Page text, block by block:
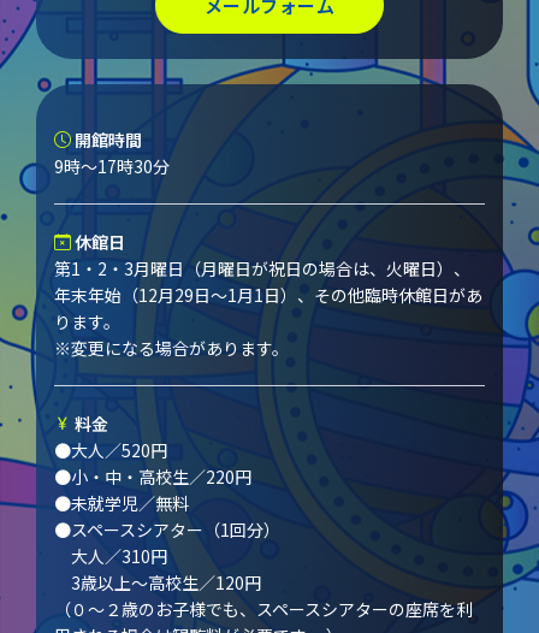
開館時間
9時～17時30分
休館日
第1・2・3月曜日（月曜日が祝日の場合は、火曜日）、
年末年始（12月29日～1月1日）、その他臨時休館日があ
ります。
※変更になる場合があります。
料金
●大人／520円
●小・中・高校生／220円
●未就学児／無料
●スペースシアター（1回分）
大人／310円
3歳以上～高校生／120円
（０～２歳のお子様でも、スペースシアターの座席を利